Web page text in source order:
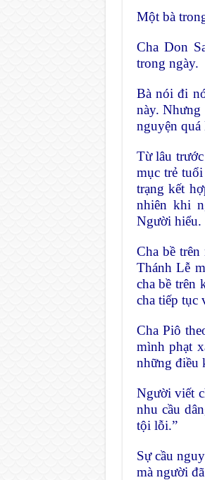
Một bà
Cha Don
trong ngày.
Bà nói đi
này.
nguyện quá
Từ lâu
mục trẻ
trạng kết
nhiên khi
Người hiểu.
Cha bề
Thánh Lễ
cha bề trên
cha tiếp tục
Cha Piô
mình phạt
những điều
Người viết
nhu cầu
tội lỗi.”
Sự cầu
mà người